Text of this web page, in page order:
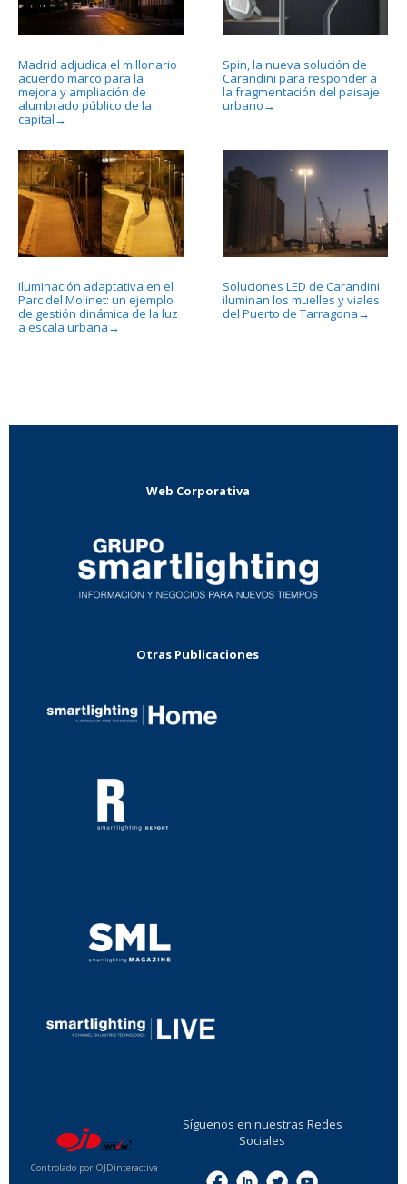
Madrid adjudica el millonario
acuerdo marco para la
mejora y ampliación de
alumbrado público de la
capital →
Spin, la nueva solución de
Carandini para responder a
la fragmentación del paisaje
urbano →
Iluminación adaptativa en el
Parc del Molinet: un ejemplo
de gestión dinámica de la luz
a escala urbana →
Soluciones LED de Carandini
iluminan los muelles y viales
del Puerto de Tarragona →
Web Corporativa
Otras Publicaciones
Controlado por OJDinteractiva
Síguenos en nuestras Redes
Sociales